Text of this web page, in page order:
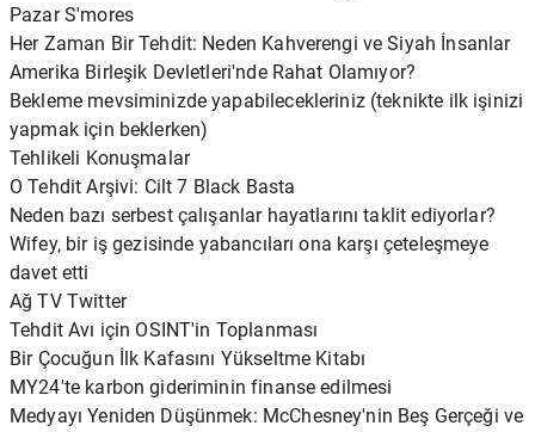
Pazar S'mores
Her Zaman Bir Tehdit: Neden Kahverengi ve Siyah İnsanlar
Amerika Birleşik Devletleri'nde Rahat Olamıyor?
Bekleme mevsiminizde yapabilecekleriniz (teknikte ilk işinizi
yapmak için beklerken)
Tehlikeli Konuşmalar
O Tehdit Arşivi: Cilt 7 Black Basta
Neden bazı serbest çalışanlar hayatlarını taklit ediyorlar?
Wifey, bir iş gezisinde yabancıları ona karşı çeteleşmeye
davet etti
Ağ TV Twitter
Tehdit Avı için OSINT'in Toplanması
Bir Çocuğun İlk Kafasını Yükseltme Kitabı
MY24'te karbon gideriminin finanse edilmesi
Medyayı Yeniden Düşünmek: McChesney'nin Beş Gerçeği ve